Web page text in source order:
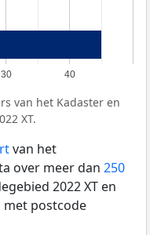
30 40
van het Kadaster en
XT.
van het
over meer dan 250
2022 XT en
met postcode